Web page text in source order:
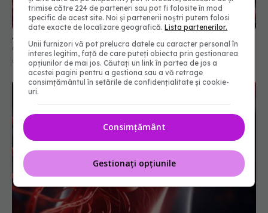
Analiză sodiu în sânge: valori normale și ce boli
depistează
04 dec 2025, 09:49
Anemia în hemoleucogramă: cum o recunoști
16 iul 2025, 09:49
trimise către 224 de parteneri sau pot fi folosite în mod
specific de acest site. Noi și partenerii noștri putem folosi
date exacte de localizare geografică.Lista partenerilor.
Unii furnizori vă pot prelucra datele cu caracter personal în
interes legitim, față de care puteți obiecta prin gestionarea
opțiunilor de mai jos. Căutați un link în partea de jos a
acestei pagini pentru a gestiona sau a vă retrage
consimțământul în setările de confidențialitate și cookie-
uri.
Consimțământ
Gestionați opțiunile